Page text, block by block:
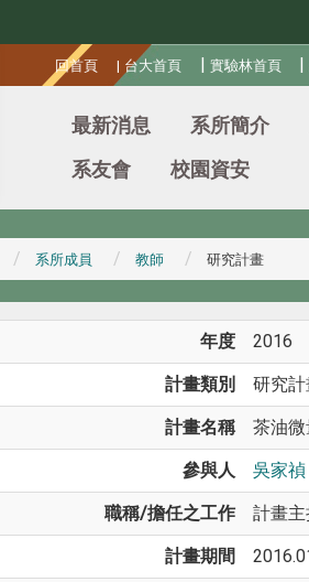
回首頁 | 台大首頁 | 實驗林首頁 |
最新消息 系所簡介
系友會
校園資安
系所成員 教師 研究計畫
年度 2016
計畫類別 研究計
計畫名稱 茶油
參與人 吳家禎
職稱/擔任之工作 計畫主
計畫期間